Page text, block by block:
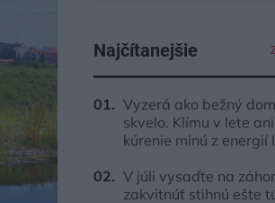
Najčítanejšie
Vyzerá ako bežný
skvelo. Klímu v lete
kúrenie minú z energií
V júli vysaďte na
zakvitnúť stihnú ešte